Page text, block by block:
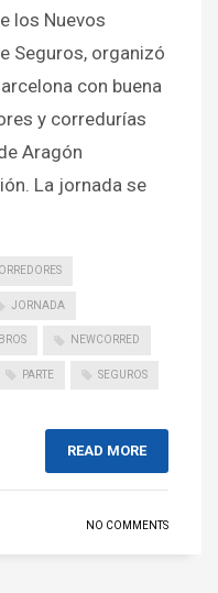
los Nuevos
Seguros, organizó
con buena
y corredurías
Aragón
La jornada se
JORNADA
NEWCORRED
PARTE SEGUROS
READ MORE
NO COMMENTS